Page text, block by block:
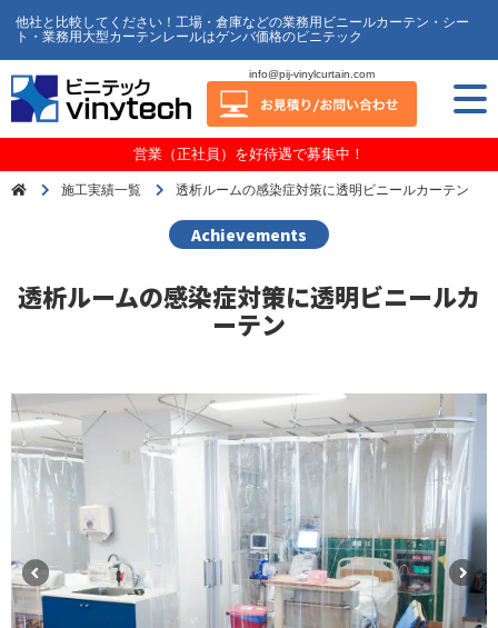
他社と比較してください！工場・倉庫などの業務用ビニールカーテン・シー
ト・業務用大型カーテンレールはゲンバ価格のビニテック
info@pij-vinylcurtain.com
営業（正社員）を好待遇で募集中！
施工実績一覧 透析ルームの感染症対策に透明ビニールカーテン
Achievements
透析ルームの感染症対策に透明ビニールカ
ーテン